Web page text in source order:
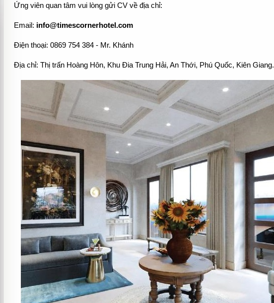
Ứng viên quan tâm vui lòng gửi CV về địa chỉ:
Email: info@timescornerhotel.com
Điện thoại: 0869 754 384 - Mr. Khánh
Địa chỉ: Thị trấn Hoàng Hôn, Khu Đia Trung Hải, An Thới, Phú Quốc, Kiên Giang.